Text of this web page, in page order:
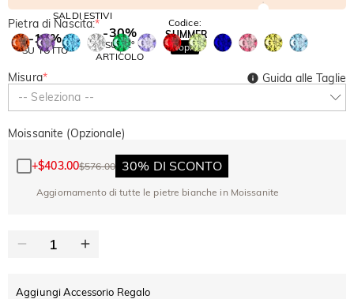
SALDI ESTIVI
-10%
SU TUTTO
-30%
SUL 2°
ARTICOLO
Codice:
SUMMER
Copia
Pietra di Nascita:*
Misura*
-- Seleziona --
Guida alle Taglie
Moissanite (Opzionale)
+$403.00$576.00 30% DI SCONTO
Aggiornamento di tutte le pietre bianche in Moissanite
Aggiungi Accessorio Regalo